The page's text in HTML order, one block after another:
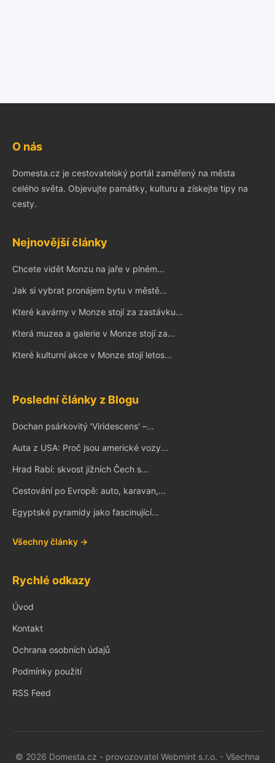
O nás
Domesta.cz je cestovatelský portál zaměřený na města
celého světa. Objevujte památky, kulturu a získejte tipy na
cesty.
Nejnovější články
Chcete vidět Monzu na jaře v plném...
Jak si vybrat pronájem bytu v městě...
Které kavárny v Monze stojí za zastávku...
Která muzea a galerie v Monze stojí za...
Které kulturní akce v Monze stojí letos...
Poslední články z Blogu
Dochan psárkovitý 'Viridescens' –...
Auta z USA: Proč jsou americké vozy...
Hrad Rabí: skvost jižních Čech s...
Cestování po Evropě: auto, karavan,...
Egyptské pyramidy jako fascinující...
Všechny články →
Rychlé odkazy
Úvod
Kontakt
Ochrana osobních údajů
Podmínky použití
RSS Feed
© 2026 Domesta.cz - provozovatel Webmint s.r.o. - Všechna